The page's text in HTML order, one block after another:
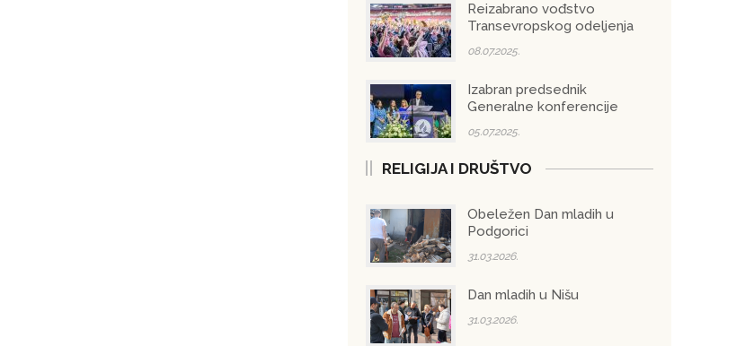
Reizabrano vođstvo
Transevropskog odeljenja
08.07.2025.
Izabran predsednik
Generalne konferencije
05.07.2025.
RELIGIJA I DRUŠTVO
Obeležen Dan mladih u
Podgorici
31.03.2026.
Dan mladih u Nišu
31.03.2026.